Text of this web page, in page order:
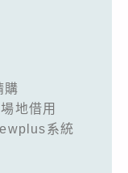
購
場地借用
系統